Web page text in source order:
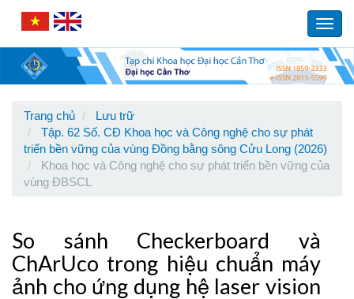
Navigation
Content
Sidebar
Trang chủ
Lưu trữ
Tập. 62 Số. CĐ Khoa học và Công nghệ cho sự phát
triển bền vững của vùng Đồng bằng sông Cửu Long (2026)
Khoa học và Công nghệ cho sự phát triển bền vững của
vùng ĐBSCL
So sánh Checkerboard và
ChArUco trong hiệu chuẩn máy
ảnh cho ứng dụng hệ laser vision